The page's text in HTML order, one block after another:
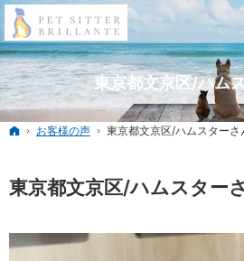
東京都文京区/ハム
ホーム
お客様の声 東京都文京区/ハムスターさ
東京都文京区/ハムスター